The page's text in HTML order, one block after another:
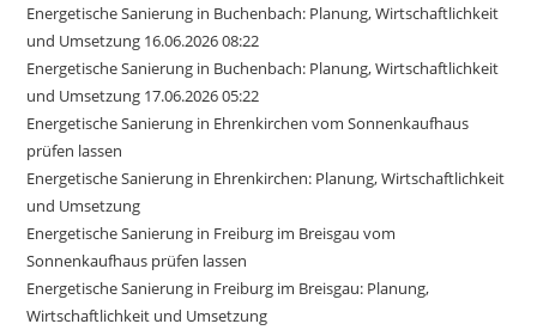
Energetische Sanierung in Buchenbach: Planung, Wirtschaftlichkeit
und Umsetzung 16.06.2026 08:22
Energetische Sanierung in Buchenbach: Planung, Wirtschaftlichkeit
und Umsetzung 17.06.2026 05:22
Energetische Sanierung in Ehrenkirchen vom Sonnenkaufhaus
prüfen lassen
Energetische Sanierung in Ehrenkirchen: Planung, Wirtschaftlichkeit
und Umsetzung
Energetische Sanierung in Freiburg im Breisgau vom
Sonnenkaufhaus prüfen lassen
Energetische Sanierung in Freiburg im Breisgau: Planung,
Wirtschaftlichkeit und Umsetzung